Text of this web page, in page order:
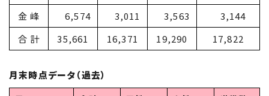
金 峰
6,574 3,011 3,563
3,144
合 計
35,661 16,371 19,290 17,822
月末時点データ（過去）